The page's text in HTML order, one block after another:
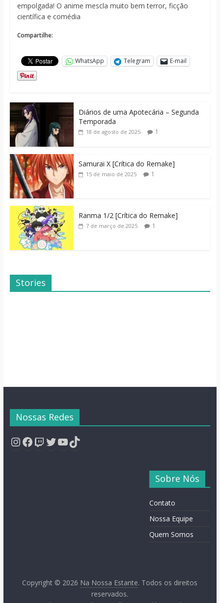
empolgada! O anime mescla muito bem terror, ficção
científica e comédia
Compartilhe:
WhatsApp Telegram E-mail
Diários de uma Apotecária – Segunda
Temporada
18 de agosto de 2025 1
Samurai X [Crítica do Remake]
15 de maio de 2025 1
Ranma 1/2 [Crítica do Remake]
7 de março de 2025 1
Stories
Dicas de Filmes
Para o Fim de
Família Inusitada
Nossas Redes
Instagram
Facebook
Twitch
Twitter
YouTube
TikTok
Sobre Nós
Contato
Nossa Equipe
Quem Somos
Copyright © 2026 Na Nossa Estante. Todos os direitos
reservados.